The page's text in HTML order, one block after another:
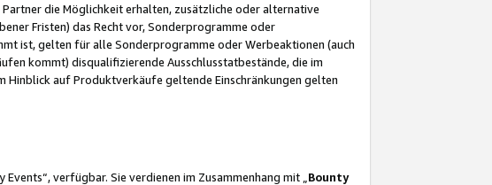
die Möglichkeit erhalten, zusätzliche oder alternative
Fristen) das Recht vor, Sonderprogramme oder
ist, gelten für alle Sonderprogramme oder Werbeaktionen (auch
kommt) disqualifizierende Ausschlusstatbestände, die im
Hinblick auf Produktverkäufe geltende Einschränkungen gelten
verfügbar. Sie verdienen im Zusammenhang mit „ Bounty